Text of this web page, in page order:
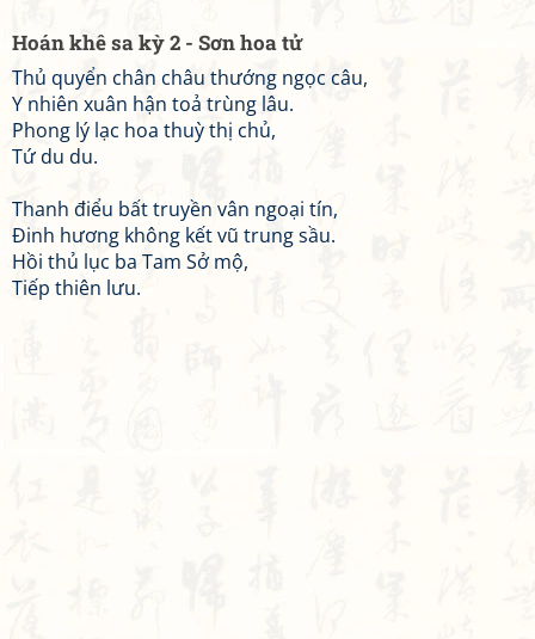
Hoán khê sa kỳ 2 - Sơn hoa tử
Thủ quyển chân châu thướng ngọc câu,
Y nhiên xuân hận toả trùng lâu.
Phong lý lạc hoa thuỳ thị chủ,
Tứ du du.
Thanh điểu bất truyền vân ngoại tín,
Đinh hương không kết vũ trung sầu.
Hồi thủ lục ba Tam Sở mộ,
Tiếp thiên lưu.